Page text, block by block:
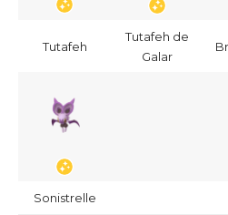
Tutafeh
Tutafeh de
Galar
Sonistrelle